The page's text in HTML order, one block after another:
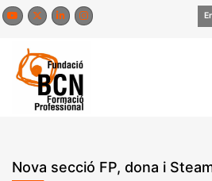
Skip
to
Nova secció FP, dona i